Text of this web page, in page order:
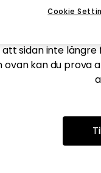
tyvärr
sidan inte
ovan kan du prova
Cookie